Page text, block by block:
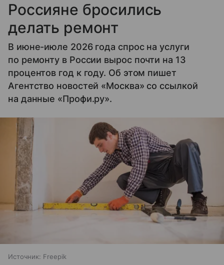
Россияне бросились
делать ремонт
В июне-июле 2026 года спрос на услуги
по ремонту в России вырос почти на 13
процентов год к году. Об этом пишет
Агентство новостей «Москва» со ссылкой
на данные «Профи.ру».
Источник: Freepik